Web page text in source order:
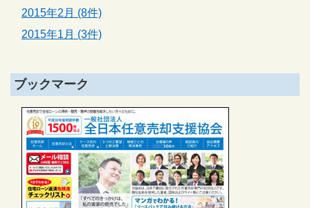
2015年2月 (8件)
2015年1月 (3件)
ブックマーク